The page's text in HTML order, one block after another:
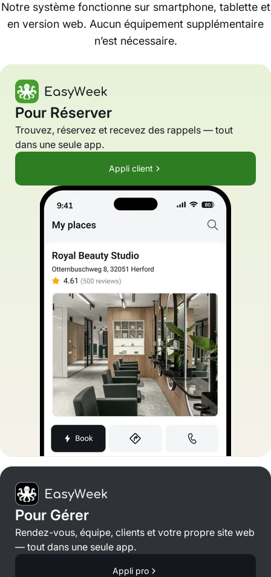
Notre système fonctionne sur smartphone, tablette et
en version web. Aucun équipement supplémentaire
n’est nécessaire.
Pour Réserver
Trouvez, réservez et recevez des rappels — tout
dans une seule app.
Appli client
Pour Gérer
Rendez-vous, équipe, clients et votre propre site web
— tout dans une seule app.
Appli pro